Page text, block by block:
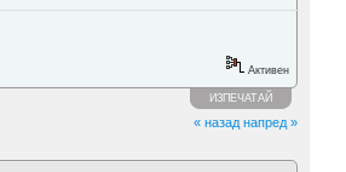
Активен
ИЗПЕЧАТАЙ
« назад напред »